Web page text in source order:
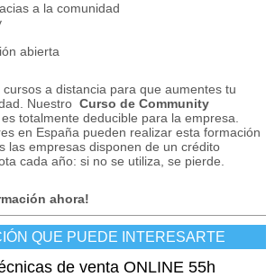
a la comunidad
abierta
a distancia para que aumentes tu
Nuestro Curso de Community
es totalmente deducible para la empresa.
en España pueden realizar esta formación
las empresas disponen de un crédito
cada año: si no se utiliza, se pierde.
ahora!
QUE PUEDE INTERESARTE
de venta ONLINE 55h